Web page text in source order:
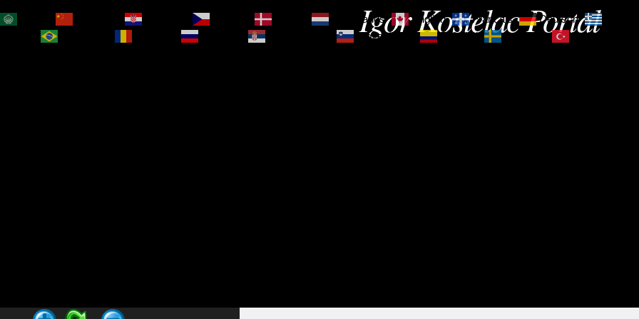
Igor Kostelac Portal
Nederlands English Français Deutsch
Slovenščina Español Svenska Türkçe